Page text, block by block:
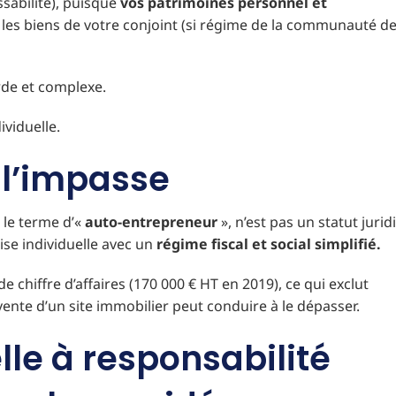
biens de votre conjoint (si régime de la communauté de
et complexe.
terme d’«auto-entrepreneur», n’est pas un statut
individuelle avec un régime fiscal et social simplifié.
d’affaires (170 000 € HT en 2019), ce qui exclut
d’un site immobilier peut conduire à le dépasser.
à responsabilité